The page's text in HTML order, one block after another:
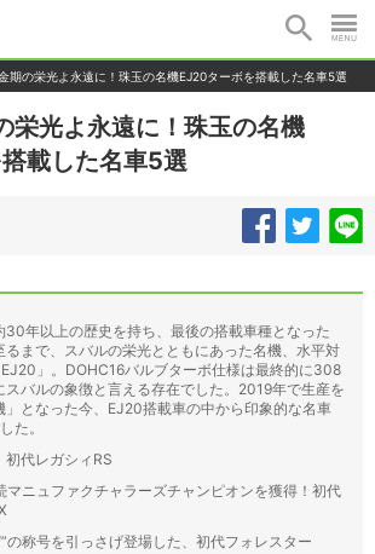
期の栄光よ永遠に！珠玉の名機EJ20ターボを搭載した名車5選
栄光よ永遠に！珠玉の名機
載した名車5選
30年以上の歴史を持ち、最後の搭載車種となった
るまで、スバルの栄光とともにあった名機、水平対
」。DOHC16バルブターボ仕様は最終的に308
スバルの象徴と言える存在でした。2019年で生産を
」となった今、EJ20搭載車の中から印象的な名車
た。
初代レガシィRS
マニュファクチャラーズチャンピオンを獲得！初代
の称号を引っさげ登場した、初代フォレスター